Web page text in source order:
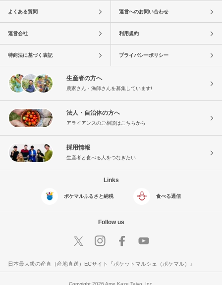
よくある質問 運営へのお問い合わせ
運営会社 利用規約
特商法に基づく表記 プライバシーポリシー
生産者の方へ
農家さん・漁師さんを募集しています!
法人・自治体の方へ
アライアンスのご相談はこちらから
採用情報
生産者と食べる人をつなぎたい
Links
ポケマルふるさと納税 食べる通信
Follow us
日本最大級の産直（産地直送）ECサイト『ポケットマルシェ（ポケマル）』
Copyright 2026 Ame Kaze Taiyo, Inc.